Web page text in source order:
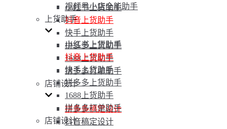
小红书上货助手
抖音上货助手
快手上货助手
拼多多上货助手
1688上货助手
拼多多打单助手
店铺设计
拼多多稿定设计
抖音稿定设计
视频号小店全能助手
上货助手
小红书上货助手
抖音上货助手
快手上货助手
拼多多上货助手
1688上货助手
拼多多打单助手
店铺设计